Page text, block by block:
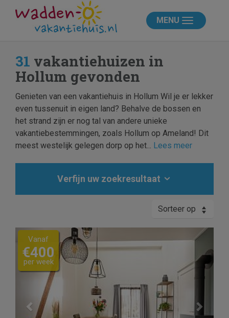
MENU
31 vakantiehuizen in
Hollum gevonden
Genieten van een vakantiehuis in Hollum Wil je er lekker
even tussenuit in eigen land? Behalve de bossen en
het strand zijn er nog tal van andere unieke
vakantiebestemmingen, zoals Hollum op Ameland! Dit
meest westelijk gelegen dorp op het... Lees meer
Verfijn uw zoekresultaat
Sorteer op
Previous Next
Vanaf
€400
per week